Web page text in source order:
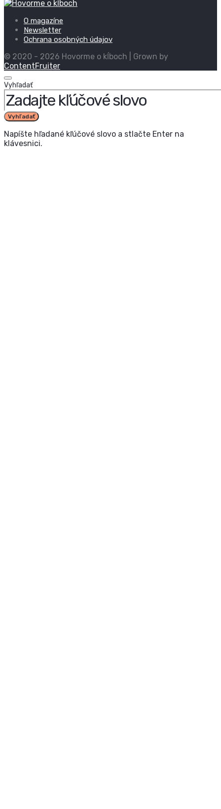
O magazíne
Newsletter
Ochrana osobných údajov
© 2020 - 2026 Hovorme o kĺboch | Grown by
ContentFruiter
Vyhľadať
Vyhľadať
Napíšte hľadané kľúčové slovo a stlačte Enter na
klávesnici.